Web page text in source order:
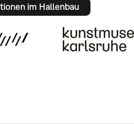
im Hallenbau